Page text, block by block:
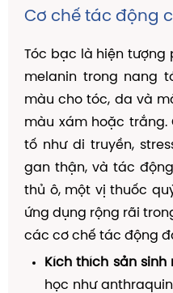
Cơ chế tác động
Tóc bạc là hiện tượng
melanin trong nang
màu cho tóc, da và
màu xám hoặc trắng.
tố như di truyền,
gan thận, và tác
thủ ô, một vị thuốc
ứng dụng rộng rãi
các cơ chế tác động
Kích thích sản sinh
học như